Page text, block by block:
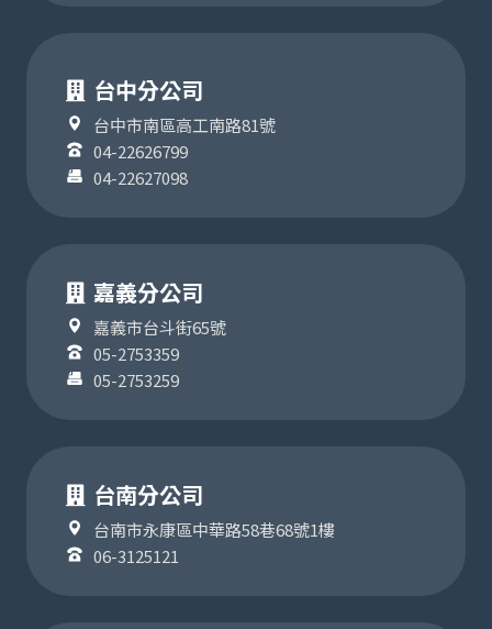
台中分公司
台中市南區高工南路81號
04-22626799
04-22627098
嘉義分公司
嘉義市台斗街65號
05-2753359
05-2753259
台南分公司
台南市永康區中華路58巷68號1樓
06-3125121